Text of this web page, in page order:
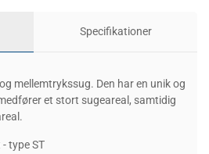
Specifikationer
mellemtrykssug. Den har en unik og
et stort sugeareal, samtidig
type ST